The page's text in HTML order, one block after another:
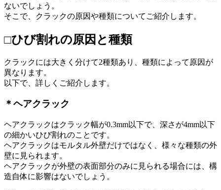
ないでしょう。
そこで、クラックの原因や種類についてご紹介します。
□ひび割れの原因と種類
クラックには大きく分けて2種類あり、種類によって原因が
異なります。
以下で、詳しくご紹介します。
＊ヘアクラック
ヘアクラックはクラック幅が0.3mm以下で、深さが4mm以下
の細かいひび割れのことです。
ヘアクラックはモルタル外壁だけではなく、様々な種類の外
壁に見られます。
ヘアクラックが外壁の表面部分のみに見られる場合には、構
造自体に影響はないでしょう。